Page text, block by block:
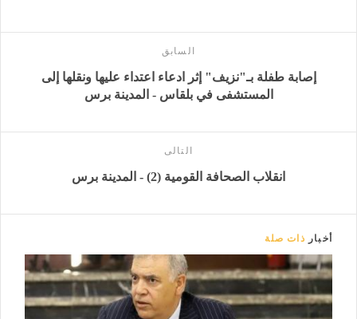
السابق
إصابة طفلة بـ"نزيف" إثر ادعاء اعتداء عليها ونقلها إلى
المستشفى في بلقاس - المدينة برس
التالى
انقلاب الصحافة القومية (2) - المدينة برس
أخبار ذات صلة